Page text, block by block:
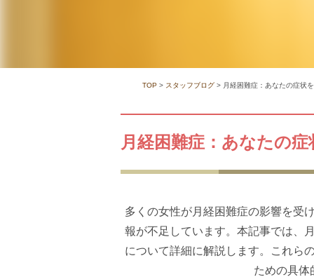
TOP > スタッフブログ > 月経困難症：あなたの症状
月経困難症：あなたの
多くの女性が月経困難症の影響を受
報が不足しています。本記事では、
について詳細に解説します。これら
ための具体